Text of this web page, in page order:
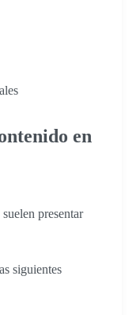
en
presentar
siguientes